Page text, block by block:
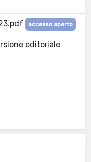
accesso aperto
editoriale